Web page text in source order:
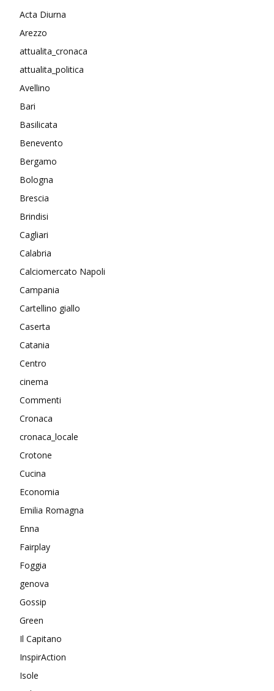
Acta Diurna
Arezzo
attualita_cronaca
attualita_politica
Avellino
Bari
Basilicata
Benevento
Bergamo
Bologna
Brescia
Brindisi
Cagliari
Calabria
Calciomercato Napoli
Campania
Cartellino giallo
Caserta
Catania
Centro
cinema
Commenti
Cronaca
cronaca_locale
Crotone
Cucina
Economia
Emilia Romagna
Enna
Fairplay
Foggia
genova
Gossip
Green
Il Capitano
InspirAction
Isole